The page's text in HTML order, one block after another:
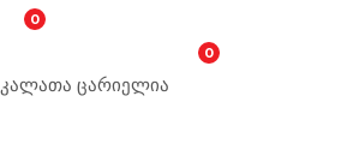
0
კალათა ცარიელია
0